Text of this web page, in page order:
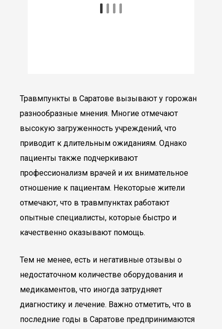
Травмпункты в Саратове вызывают у горожан
разнообразные мнения. Многие отмечают
высокую загруженность учреждений, что
приводит к длительным ожиданиям. Однако
пациенты также подчеркивают
профессионализм врачей и их внимательное
отношение к пациентам. Некоторые жители
отмечают, что в травмпунктах работают
опытные специалисты, которые быстро и
качественно оказывают помощь.
Тем не менее, есть и негативные отзывы о
недостаточном количестве оборудования и
медикаментов, что иногда затрудняет
диагностику и лечение. Важно отметить, что в
последние годы в Саратове предпринимаются